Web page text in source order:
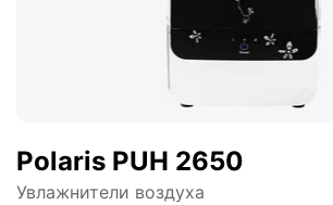
Polaris PUH 2650
Увлажнители воздуха